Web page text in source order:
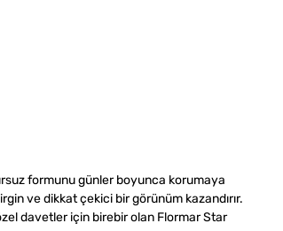
formunu günler boyunca korumaya
ve dikkat çekici bir görünüm kazandırır.
davetler için birebir olan Flormar Star